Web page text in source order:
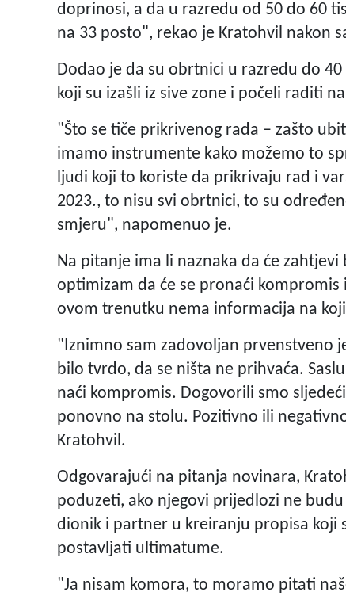
doprinosi, a da u razredu od 50 do 60
na 33 posto", rekao je Kratohvil nakon
Dodao je da su obrtnici u razredu do
koji su izašli iz sive zone i počeli raditi
"Što se tiče prikrivenog rada – zašto
imamo instrumente kako možemo to
ljudi koji to koriste da prikrivaju rad i
2023., to nisu svi obrtnici, to su
smjeru", napomenuo je.
Na pitanje ima li naznaka da će
optimizam da će se pronaći
ovom trenutku nema informacija na
"Iznimno sam zadovoljan prvenstveno
bilo tvrdo, da se ništa ne prihvaća.
naći kompromis. Dogovorili smo
ponovno na stolu. Pozitivno ili
Kratohvil.
Odgovarajući na pitanja novinara,
poduzeti, ako njegovi prijedlozi ne
dionik i partner u kreiranju propisa koji
postavljati ultimatume.
"Ja nisam komora, to moramo pitati